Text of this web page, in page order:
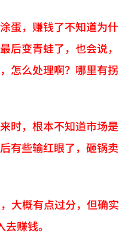
蛋，赚钱了不知道为什
后变青蛙了，也会说，
怎么处理啊？哪里有拐
时，根本不知道市场是
有些输红眼了，砸锅卖
大概有点过分，但确实
赚钱。